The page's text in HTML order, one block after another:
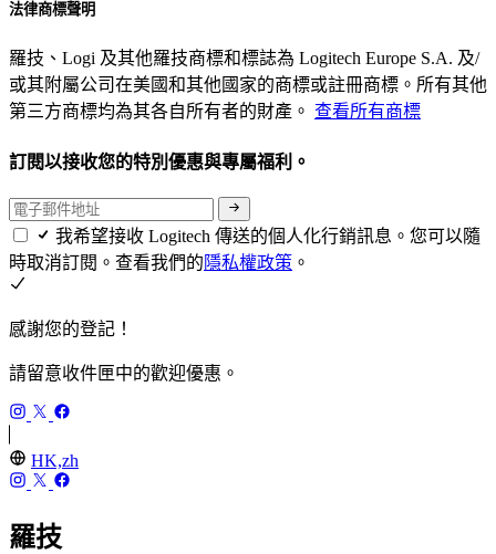
法律商標聲明
羅技、Logi 及其他羅技商標和標誌為 Logitech Europe S.A. 及/
或其附屬公司在美國和其他國家的商標或註冊商標。所有其他
第三方商標均為其各自所有者的財產。 查看所有商標
訂閱以接收您的特別優惠與專屬福利。
我希望接收 Logitech 傳送的個人化行銷訊息。您可以隨
時取消訂閱。查看我們的隱私權政策 。
感謝您的登記！
請留意收件匣中的歡迎優惠。
HK,zh
羅技